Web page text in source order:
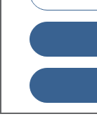
1177 på flera
Om 1177